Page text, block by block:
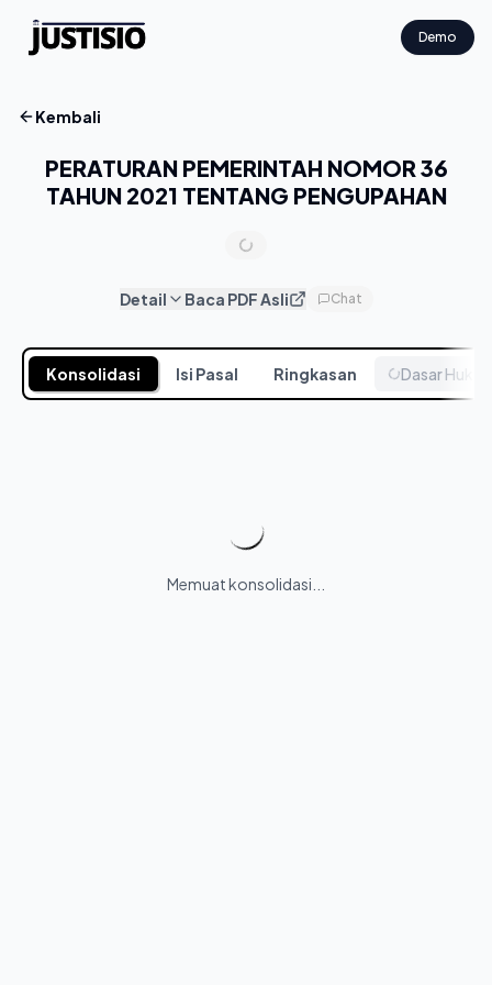
Demo
Kembali
PERATURAN PEMERINTAH NOMOR 36
TAHUN 2021 TENTANG PENGUPAHAN
Detail Baca PDF Asli Chat
Konsolidasi Isi Pasal Ringkasan Dasar
Memuat konsolidasi...